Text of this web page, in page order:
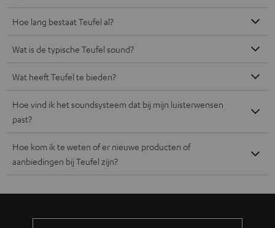
Hoe lang bestaat Teufel al?
Wat is de typische Teufel sound?
Wat heeft Teufel te bieden?
Hoe vind ik het soundsysteem dat bij mijn luisterwensen
past?
Hoe kom ik te weten of er nieuwe producten of
aanbiedingen bij Teufel zijn?